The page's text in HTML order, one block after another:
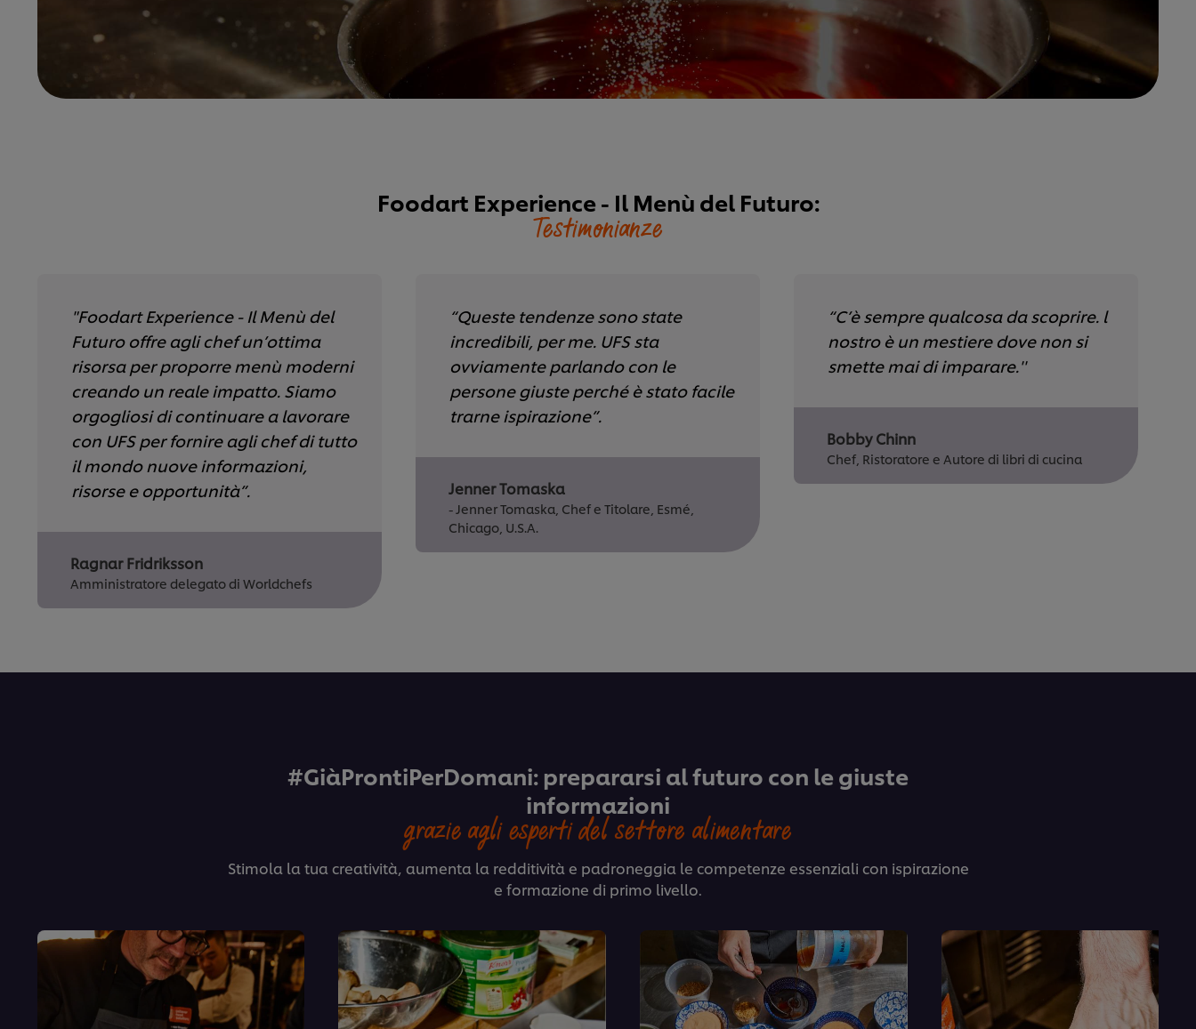
Foodart Experience - Il Menù del Futuro:
Testimonianze
"Foodart Experience - Il Menù del
Futuro offre agli chef un’ottima
risorsa per proporre menù moderni
creando un reale impatto. Siamo
orgogliosi di continuare a lavorare
con UFS per fornire agli chef di tutto
il mondo nuove informazioni,
risorse e opportunità”.
Ragnar Fridriksson
Amministratore delegato di Worldchefs
“Queste tendenze sono state
incredibili, per me. UFS sta
ovviamente parlando con le
persone giuste perché è stato facile
trarne ispirazione”.
Jenner Tomaska
- Jenner Tomaska, Chef e Titolare, Esmé,
Chicago, U.S.A.
“C’è sempre qualcosa da scoprire. l
nostro è un mestiere dove non si
smette mai di imparare.''
Bobby Chinn
Chef, Ristoratore e Autore di libri di cucina
#GiàProntiPerDomani: prepararsi al futuro con le giuste
informazioni
grazie agli esperti del settore alimentare
Stimola la tua creatività, aumenta la redditività e padroneggia le competenze essenziali con ispirazione
e formazione di primo livello.